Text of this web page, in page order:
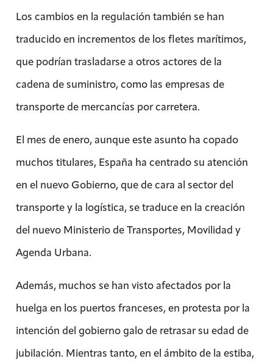
Los cambios en la regulación también se han
traducido en incrementos de los fletes marítimos,
que podrían trasladarse a otros actores de la
cadena de suministro, como las empresas de
transporte de mercancías por carretera.
El mes de enero, aunque este asunto ha copado
muchos titulares, España ha centrado su atención
en el nuevo Gobierno, que de cara al sector del
transporte y la logística, se traduce en la creación
del nuevo Ministerio de Transportes, Movilidad y
Agenda Urbana.
Además, muchos se han visto afectados por la
huelga en los puertos franceses, en protesta por la
intención del gobierno galo de retrasar su edad de
jubilación. Mientras tanto, en el ámbito de la estiba,